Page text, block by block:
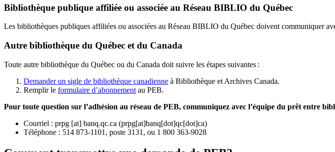
Bibliothèque publique affiliée ou associée au Réseau BIBLIO du Québec
Les bibliothèques publiques affiliées ou associées au Réseau BIBLIO du Québec doivent communiquer
Autre bibliothèque du Québec et du Canada
Toute autre bibliothèque du Québec ou du Canada doit suivre les étapes suivantes :
Demander un sigle de bibliothèque canadienne à Bibliothèque et Archives Canada.
Remplir le formulaire d’abonnement au PEB.
Pour toute question sur l’adhésion au réseau de PEB, communiquez avec l’équipe du prêt entre
Courriel : prpg [at] banq.qc.ca (prpg[at]banq[dot]qc[dot]ca)
Téléphone : 514 873-1101, poste 3131, ou 1 800 363-9028